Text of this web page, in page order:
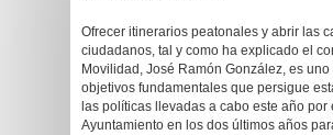
Ofrecer itinerarios peatonales y abrir las
ciudadanos, tal y como ha explicado el
Movilidad, José Ramón González, es uno
objetivos fundamentales que persigue
las políticas llevadas a cabo este año por
Ayuntamiento en los dos últimos años